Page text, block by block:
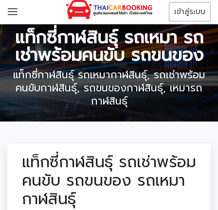
เข้าสู่ระบบ
แท็กซี่กาฬสินธุ์ รถเหมา รถ
เช่าพร้อมคนขับ รถขนของ
แท็กซี่กาฬสินธุ์ รถเหมากาฬสินธุ์, รถเช่าพร้อม
คนขับกาฬสินธุ์, รถขนของกาฬสินธุ์, เหมารถ
กาฬสินธุ์
แท็กซี่กาฬสินธุ์ รถเช่าพร้อม
คนขับ รถขนของ รถเหมา
กาฬสินธุ์